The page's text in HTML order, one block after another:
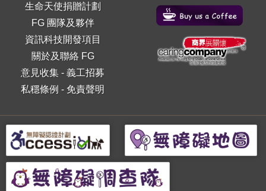
生命天使捐贈計劃
FG 團隊及夥伴
資訊科技開發項目
關於及聯絡 FG
意見收集 -義工招募
私穩條例 - 免責聲明